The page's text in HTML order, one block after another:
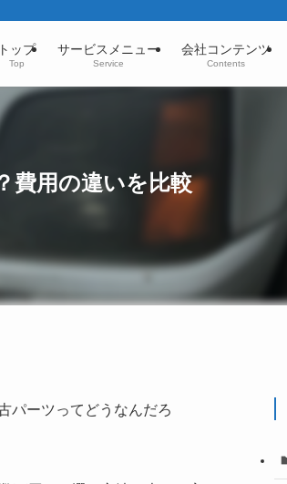
トップ
Top
サービスメニュー
Service
会社コンテンツ
Contents
費用の違いを比較
パーツってどうなんだろ